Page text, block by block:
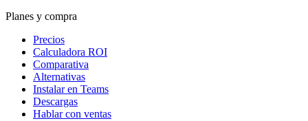
Planes y compra
Precios
Calculadora ROI
Comparativa
Alternativas
Instalar en Teams
Descargas
Hablar con ventas